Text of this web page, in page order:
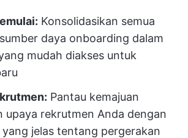
Konsolidasikan semua
daya onboarding dalam
mudah diakses untuk
Pantau kemajuan
upaya rekrutmen Anda dengan
jelas tentang pergerakan